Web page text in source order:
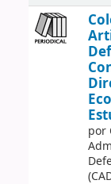
por